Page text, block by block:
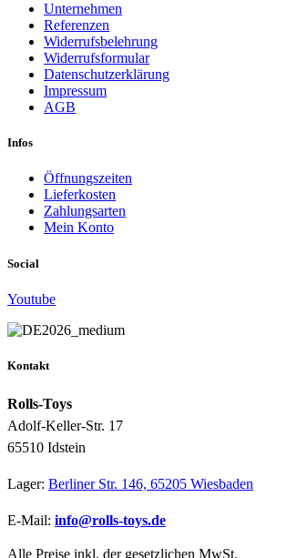
Unternehmen
Referenzen
Widerrufsbelehrung
Widerrufsformular
Datenschutzerklärung
Impressum
AGB
Infos
Öffnungszeiten
Lieferkosten
Zahlungsarten
Mein Konto
Social
Youtube
Kontakt
Rolls-Toys
Adolf-Keller-Str. 17
65510 Idstein
Lager: Berliner Str. 146, 65205 Wiesbaden
E-Mail: info@rolls-toys.de
Alle Preise inkl. der gesetzlichen MwSt.